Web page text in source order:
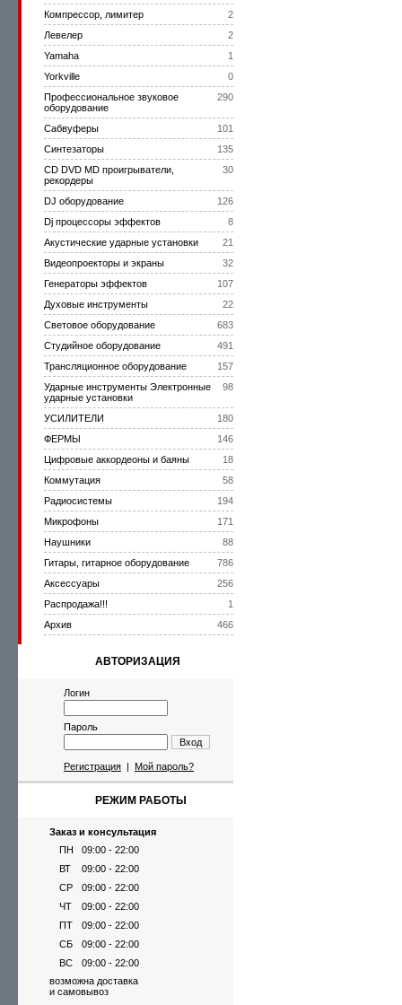
2
Компрессор, лимитер
2
Левелер
1
Yamaha
0
Yorkville
290
Профессиональное звуковое
оборудование
101
Сабвуферы
135
Синтезаторы
30
CD DVD MD проигрыватели,
рекордеры
126
DJ оборудование
8
Dj процессоры эффектов
21
Акустические ударные установки
32
Видеопроекторы и экраны
107
Генераторы эффектов
22
Духовые инструменты
683
Световое оборудование
491
Студийное оборудование
157
Трансляционное оборудование
98
Ударные инструменты Электронные
ударные установки
180
УСИЛИТЕЛИ
146
ФЕРМЫ
18
Цифровые аккордеоны и баяны
58
Коммутация
194
Радиосистемы
171
Микрофоны
88
Наушники
786
Гитары, гитарное оборудование
256
Аксессуары
1
Распродажа!!!
466
Архив
АВТОРИЗАЦИЯ
Логин
Пароль
Вход
Регистрация | Мой пароль?
РЕЖИМ РАБОТЫ
Заказ и консультация
ПН
09:00 - 22:00
ВТ
09:00 - 22:00
СР
09:00 - 22:00
ЧТ
09:00 - 22:00
ПТ
09:00 - 22:00
СБ
09:00 - 22:00
ВС
09:00 - 22:00
возможна доставка
и самовывоз